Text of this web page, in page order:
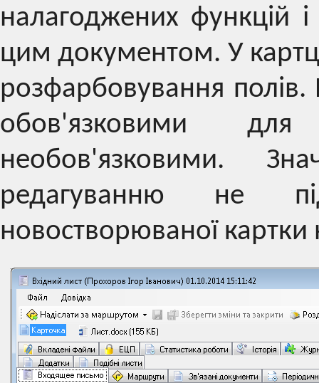
налагоджених функцій
цим документом. У
розфарбовування полів.
обов'язковими
необов'язковими.
редагуванню не
новостворюваної